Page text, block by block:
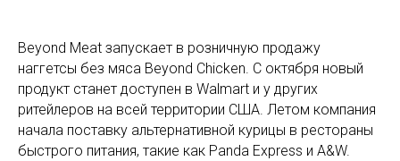
Beyond Meat запускает в розничную продажу
наггетсы без мяса Beyond Chicken. С октября новый
продукт станет доступен в Walmart и у других
ритейлеров на всей территории США. Летом компания
начала поставку альтернативной курицы в рестораны
быстрого питания, такие как Panda Express и A&W.